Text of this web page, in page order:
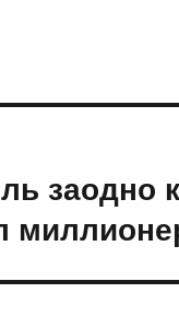
заодно